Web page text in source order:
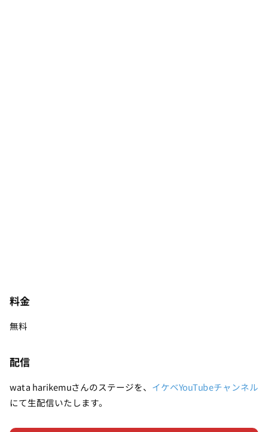
料金
無料
配信
wata harikemuさんのステージを、 イケベYouTubeチャンネル
にて生配信いたします。